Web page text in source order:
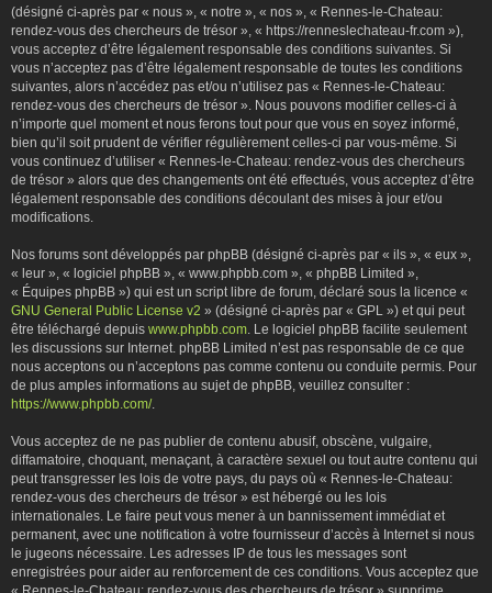
(désigné ci-après par « nous », « notre », « nos », « Rennes-le-Chateau:
rendez-vous des chercheurs de trésor », « https://renneslechateau-fr.com »),
vous acceptez d’être légalement responsable des conditions suivantes. Si
vous n’acceptez pas d’être légalement responsable de toutes les conditions
suivantes, alors n’accédez pas et/ou n’utilisez pas « Rennes-le-Chateau:
rendez-vous des chercheurs de trésor ». Nous pouvons modifier celles-ci à
n’importe quel moment et nous ferons tout pour que vous en soyez informé,
bien qu’il soit prudent de vérifier régulièrement celles-ci par vous-même. Si
vous continuez d’utiliser « Rennes-le-Chateau: rendez-vous des chercheurs
de trésor » alors que des changements ont été effectués, vous acceptez d’être
légalement responsable des conditions découlant des mises à jour et/ou
modifications.
Nos forums sont développés par phpBB (désigné ci-après par « ils », « eux »,
« leur », « logiciel phpBB », « www.phpbb.com », « phpBB Limited »,
« Équipes phpBB ») qui est un script libre de forum, déclaré sous la licence «
GNU General Public License v2 » (désigné ci-après par « GPL ») et qui peut
être téléchargé depuis www.phpbb.com. Le logiciel phpBB facilite seulement
les discussions sur Internet. phpBB Limited n’est pas responsable de ce que
nous acceptons ou n’acceptons pas comme contenu ou conduite permis. Pour
de plus amples informations au sujet de phpBB, veuillez consulter :
https://www.phpbb.com/.
Vous acceptez de ne pas publier de contenu abusif, obscène, vulgaire,
diffamatoire, choquant, menaçant, à caractère sexuel ou tout autre contenu qui
peut transgresser les lois de votre pays, du pays où « Rennes-le-Chateau:
rendez-vous des chercheurs de trésor » est hébergé ou les lois
internationales. Le faire peut vous mener à un bannissement immédiat et
permanent, avec une notification à votre fournisseur d’accès à Internet si nous
le jugeons nécessaire. Les adresses IP de tous les messages sont
enregistrées pour aider au renforcement de ces conditions. Vous acceptez que